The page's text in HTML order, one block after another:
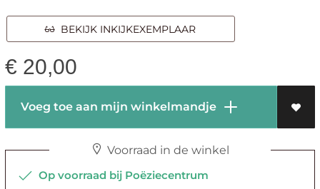
BEKIJK INKIJKEXEMPLAAR
€ 20,00
Voeg toe aan mijn winkelmandje
Voorraad in de winkel
Op voorraad bij Poëziecentrum